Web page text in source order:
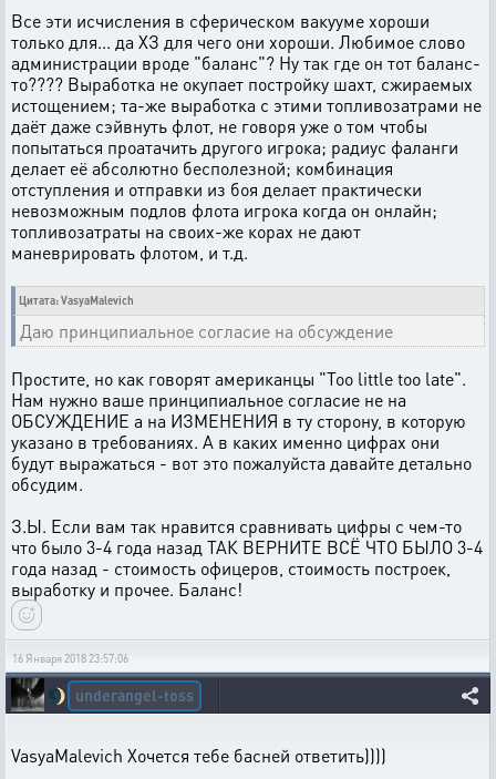
Все эти исчисления в сферическом вакууме хороши
только для... да ХЗ для чего они хороши. Любимое слово
администрации вроде "баланс"? Ну так где он тот баланс-
то???? Выработка не окупает постройку шахт, сжираемых
истощением; та-же выработка с этими топливозатрами не
даёт даже сэйвнуть флот, не говоря уже о том чтобы
попытаться проатачить другого игрока; радиус фаланги
делает её абсолютно бесполезной; комбинация
отступления и отправки из боя делает практически
невозможным подлов флота игрока когда он онлайн;
топливозатраты на своих-же корах не дают
маневрировать флотом, и т.д.
Цитата: VasyaMalevich
Даю принципиальное согласие на обсуждение
Простите, но как говорят американцы "Too little too late".
Нам нужно ваше принципиальное согласие не на
ОБСУЖДЕНИЕ а на ИЗМЕНЕНИЯ в ту сторону, в которую
указано в требованиях. А в каких именно цифрах они
будут выражаться - вот это пожалуйста давайте детально
обсудим.
З.Ы. Если вам так нравится сравнивать цифры с чем-то
что было 3-4 года назад ТАК ВЕРНИТЕ ВСЁ ЧТО БЫЛО 3-4
года назад - стоимость офицеров, стоимость построек,
выработку и прочее. Баланс!
16 Января 2018 23:57:06
🌒 underangel-toss
VasyaMalevich Хочется тебе басней ответить))))